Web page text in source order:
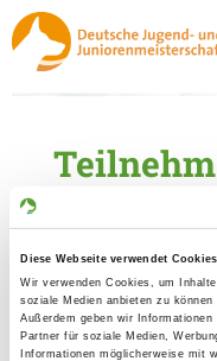
Diese Webseite verwendet Cookies
Wir verwenden Cookies, um
soziale Medien anbieten zu
Außerdem geben wir
Partner für soziale Medien,
Informationen möglicherweise mit
Katalog